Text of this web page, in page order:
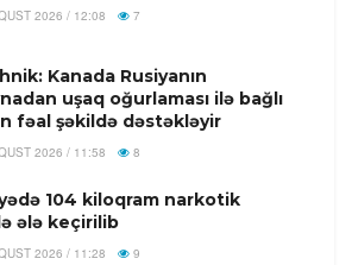
2026 / 12:08 7
Kanada Rusiyanın
uşaq oğurlaması ilə bağlı
fəal şəkildə dəstəkləyir
2026 / 11:58 8
104 kiloqram narkotik
ələ keçirilib
2026 / 11:28 9